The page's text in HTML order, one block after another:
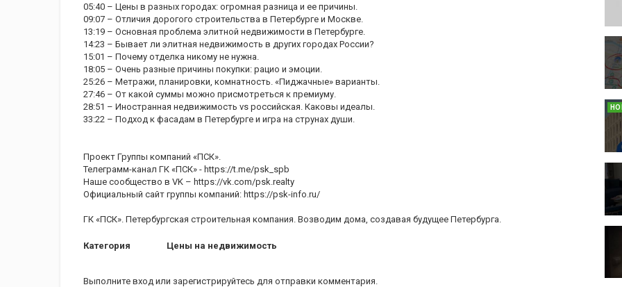
05:40 – Цены в разных городах: огромная разница и ее причины.
09:07 – Отличия дорогого строительства в Петербурге и Москве.
13:19 – Основная проблема элитной недвижимости в Петербурге.
14:23 – Бывает ли элитная недвижимость в других городах России?
15:01 – Почему отделка никому не нужна.
18:05 – Очень разные причины покупки: рацио и эмоции.
25:26 – Метражи, планировки, комнатность. «Пиджачные» варианты.
27:46 – От какой суммы можно присмотреться к премиуму.
28:51 – Иностранная недвижимость vs российская. Каковы идеалы.
33:22 – Подход к фасадам в Петербурге и игра на струнах души.
Проект Группы компаний «ПСК».
Телеграмм-канал ГК «ПСК» - https://t.me/psk_spb
Наше сообщество в VK – https://vk.com/psk.realty
Официальный сайт группы компаний: https://psk-info.ru/
ГК «ПСК». Петербургская строительная компания. Возводим дома, создавая будущее Петербурга.
Категория Цены на недвижимость
Выполните вход или зарегистрируйтесь для отправки комментария.